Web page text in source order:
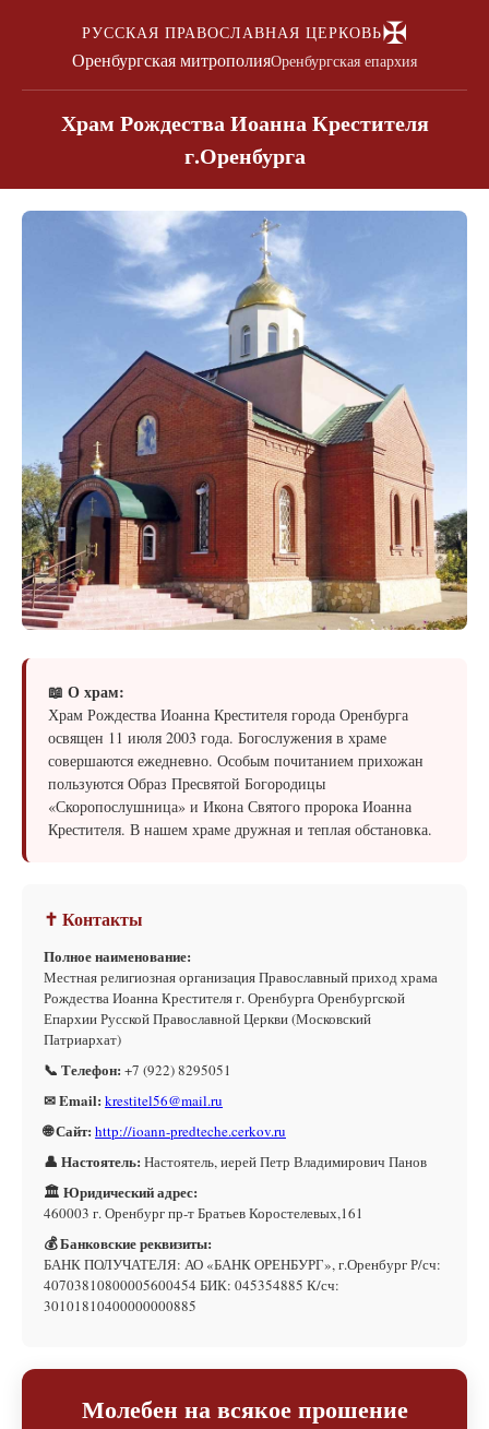
РУССКАЯ ПРАВОСЛАВНАЯ ЦЕРКОВЬ✠
Оренбургская митрополияОренбургская епархия
Храм Рождества Иоанна Крестителя
г.Оренбурга
📖 О храм:
Храм Рождества Иоанна Крестителя города Оренбурга
освящен 11 июля 2003 года. Богослужения в храме
совершаются ежедневно. Особым почитанием прихожан
пользуются Образ Пресвятой Богородицы
«Скоропослушница» и Икона Святого пророка Иоанна
Крестителя. В нашем храме дружная и теплая обстановка.
✝ Контакты
Полное наименование:
Местная религиозная организация Православный приход храма
Рождества Иоанна Крестителя г. Оренбурга Оренбургской
Епархии Русской Православной Церкви (Московский
Патриархат)
📞 Телефон: +7 (922) 8295051
✉ Email: krestitel56@mail.ru
🌐 Сайт: http://ioann-predteche.cerkov.ru
👤 Настоятель: Настоятель, иерей Петр Владимирович Панов
🏛 Юридический адрес:
460003 г. Оренбург пр-т Братьев Коростелевых,161
💰 Банковские реквизиты:
БАНК ПОЛУЧАТЕЛЯ: АО «БАНК ОРЕНБУРГ», г.Оренбург Р/сч:
40703810800005600454 БИК: 045354885 К/сч:
30101810400000000885
Молебен на всякое прошение